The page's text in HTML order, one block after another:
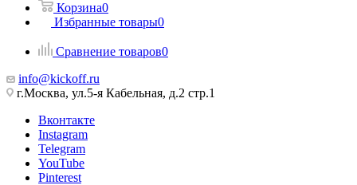
Корзина0
Избранные товары0
Сравнение товаров0
info@kickoff.ru
г.Москва, ул.5-я Кабельная, д.2 стр.1
Вконтакте
Instagram
Telegram
YouTube
Pinterest